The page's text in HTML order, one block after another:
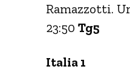
Ramazzotti.
23:50 Tg5
Italia 1